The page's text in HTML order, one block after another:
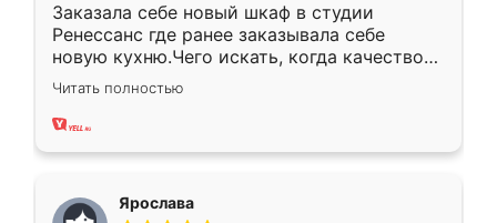
Заказала себе новый шкаф в студии
Ренессанс где ранее заказывала себе
новую кухню.Чего искать, когда качеством
вполне довольна. Служит кухня уже почти
два года, нареканий нет.
Читать полностью
Ярослава